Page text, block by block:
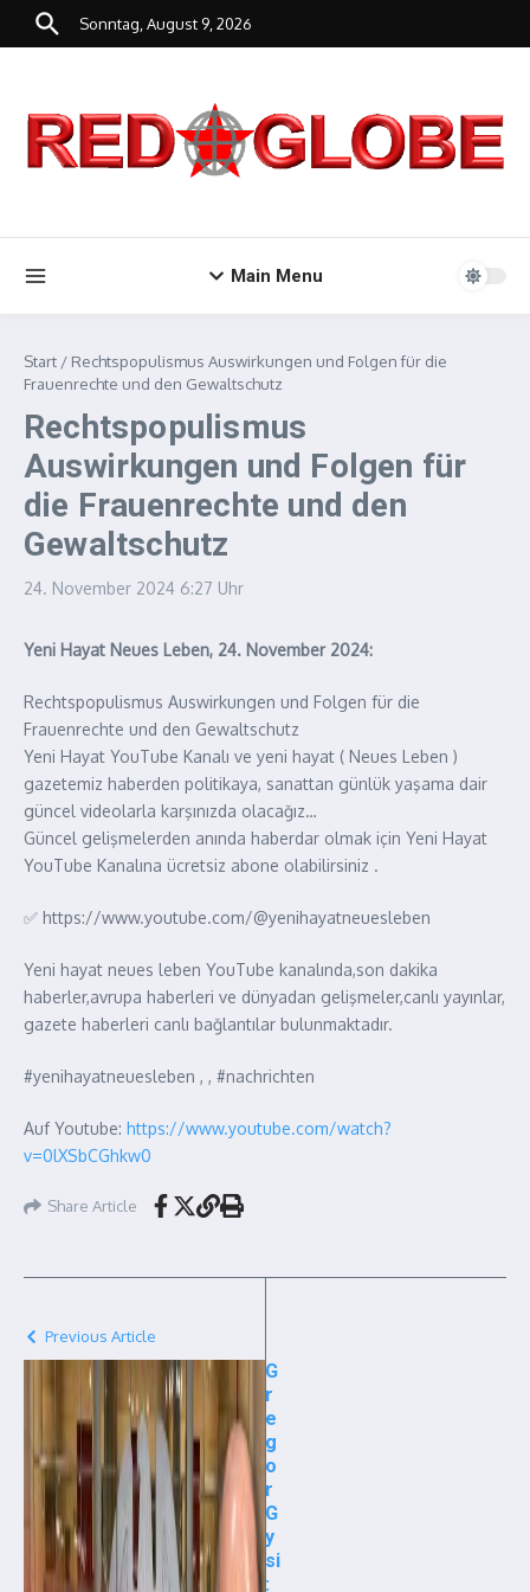
Zum Inhalt springen
Sonntag, August 9, 2026
Main Menu
Start / Rechtspopulismus Auswirkungen und Folgen für die
Frauenrechte und den Gewaltschutz
Rechtspopulismus
Auswirkungen und Folgen für
die Frauenrechte und den
Gewaltschutz
24. November 2024 6:27 Uhr
Yeni Hayat Neues Leben, 24. November 2024:
Rechtspopulismus Auswirkungen und Folgen für die
Frauenrechte und den Gewaltschutz
Yeni Hayat YouTube Kanalı ve yeni hayat ( Neues Leben )
gazetemiz haberden politikaya, sanattan günlük yaşama dair
güncel videolarla karşınızda olacağız…
Güncel gelişmelerden anında haberdar olmak için Yeni Hayat
YouTube Kanalına ücretsiz abone olabilirsiniz .
✅ https://www.youtube.com/@yenihayatneuesleben
Yeni hayat neues leben YouTube kanalında,son dakika
haberler,avrupa haberleri ve dünyadan gelişmeler,canlı yayınlar,
gazete haberleri canlı bağlantılar bulunmaktadır.
#yenihayatneuesleben , , #nachrichten
Auf Youtube: https://www.youtube.com/watch?
v=0lXSbCGhkw0
Share Article
Previous Article
G
r
e
g
o
r
G
y
si
: